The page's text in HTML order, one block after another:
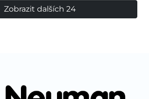
Zobrazit dalších 24